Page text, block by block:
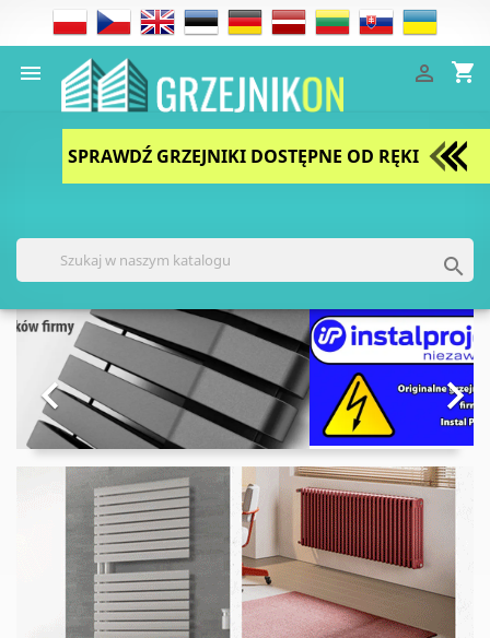
 shopping_cart

SPRAWDŹ GRZEJNIKI DOSTĘPNE OD RĘKI


Poprzedni
